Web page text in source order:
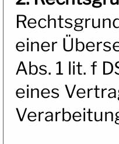
einer
Abs. 1 lit. f
eines